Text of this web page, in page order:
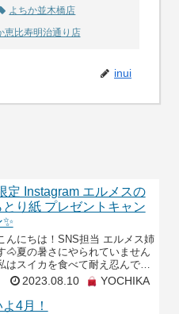
よちか並木橋店
恵比寿明治通り店
inui
定 Instagram エルメスの
とり紙 プレゼントキャン
んにちは！SNS担当 エルメス姉
🐴夏の暑さにやられていません
はスイカを食べて耐え忍んでい
てさて、今回もインスタグラム
トキャンペーンがやって参りま
只今よ
2023.08.10 YOCHIKA
4月！